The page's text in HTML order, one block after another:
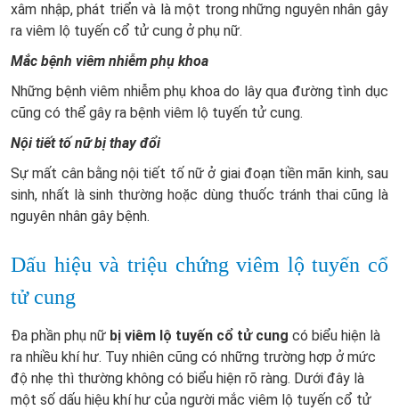
xâm nhập, phát triển và là một trong những nguyên nhân gây
ra viêm lộ tuyến cổ tử cung ở phụ nữ.
Mắc bệnh viêm nhiễm phụ khoa
Những bệnh viêm nhiễm phụ khoa do lây qua đường tình dục
cũng có thể gây ra bệnh viêm lộ tuyến tử cung.
Nội tiết tố nữ bị thay đổi
Sự mất cân bằng nội tiết tố nữ ở giai đoạn tiền mãn kinh, sau
sinh, nhất là sinh thường hoặc dùng thuốc tránh thai cũng là
nguyên nhân gây bệnh.
Dấu hiệu và triệu chứng viêm lộ tuyến cổ
tử cung
Đa phần phụ nữ bị viêm lộ tuyến cổ tử cung có biểu hiện là
ra nhiều khí hư. Tuy nhiên cũng có những trường hợp ở mức
độ nhẹ thì thường không có biểu hiện rõ ràng. Dưới đây là
một số dấu hiệu khí hư của người mắc viêm lộ tuyến cổ tử